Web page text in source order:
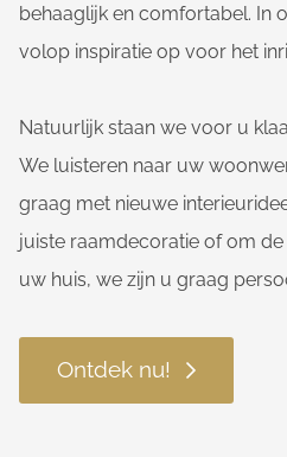
behaaglijk en comfortabel. In
volop inspiratie op voor het
Natuurlijk staan we voor u
We luisteren naar uw
graag met nieuwe
juiste raamdecoratie of om
uw huis, we zijn u graag
Ontdek nu!